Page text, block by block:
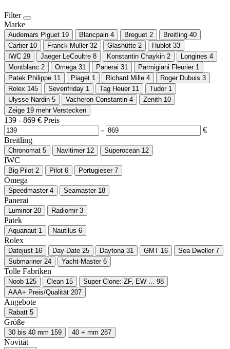
Filter
Marke
Audemars Piguet 19 Blancpain 4 Breguet 2 Breitling 40
Cartier 10 Franck Muller 32 Glashütte 2 Hublot 33
IWC 29 Jaeger LeCoultre 8 Konstantin Chaykin 2 Longines 4
Montblanc 2 Omega 31 Panerai 31 Parmigiani Fleurier 1
Patek Philippe 11 Piaget 1 Richard Mille 4 Roger Dubuis 3
Rolex 145 Sevenfriday 1 Tag Heuer 11 Tudor 1
Ulysse Nardin 5 Vacheron Constantin 4 Zenith 10
Zeige 19 mehr Verstecken
139 - 869 € Preis
-
€
Breitling
Chronomat 5 Navitimer 12 Superocean 12
IWC
Big Pilot 2 Pilot 6 Portugieser 7
Omega
Speedmaster 4 Seamaster 18
Panerai
Luminor 20 Radiomir 3
Patek
Aquanaut 1 Nautilus 6
Rolex
Datejust 16 Day-Date 25 Daytona 31 GMT 16 Sea Dweller 7
Submariner 24 Yacht-Master 6
Tolle Fabriken
Noob 125 Clean 15 Super Clone: ZF, EW ...
98
AAA+ Preis/Qualität 207
Angebote
Rabatt 5
Größe
30 bis 40 mm 159 40 + mm 287
Novität